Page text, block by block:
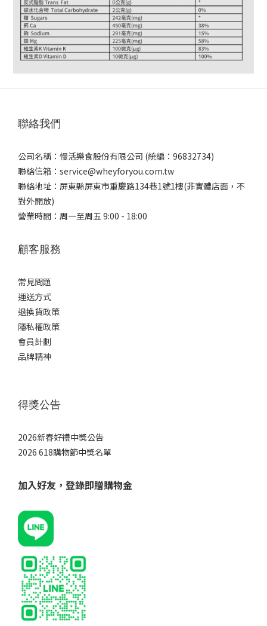
聯絡我們
公司名稱：慢活樂食股份有限公司 (統編：96832734)
聯絡信箱：service@wheyforyou.com.tw
聯絡地址：屏東縣屏東市重慶路134巷1號1樓(非實體店面，不
對外開放)
營業時間：周一至周五 9:00 - 18:00
顧客服務
常見問題
運送方式
退換貨政策
隱私權政策
會員計劃
品牌精神
得獎公告
2026新春好禮中獎公告
2026 618購物節中獎名單
加入好友，登錄即贈購物金